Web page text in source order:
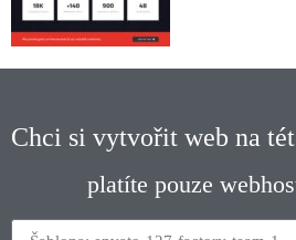
Chci si vytvořit web na
platíte pouze